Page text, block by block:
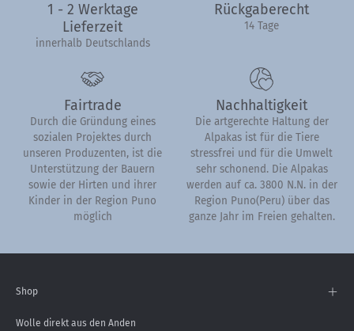
1 - 2 Werktage
Lieferzeit
innerhalb Deutschlands
Rückgaberecht
14 Tage
Fairtrade
Durch die Gründung eines
sozialen Projektes durch
unseren Produzenten, ist die
Unterstützung der Bauern
sowie der Hirten und ihrer
Kinder in der Region Puno
möglich
Nachhaltigkeit
Die artgerechte Haltung der
Alpakas ist für die Tiere
stressfrei und für die Umwelt
sehr schonend. Die Alpakas
werden auf ca. 3800 N.N. in der
Region Puno(Peru) über das
ganze Jahr im Freien gehalten.
Shop
Wolle direkt aus den Anden